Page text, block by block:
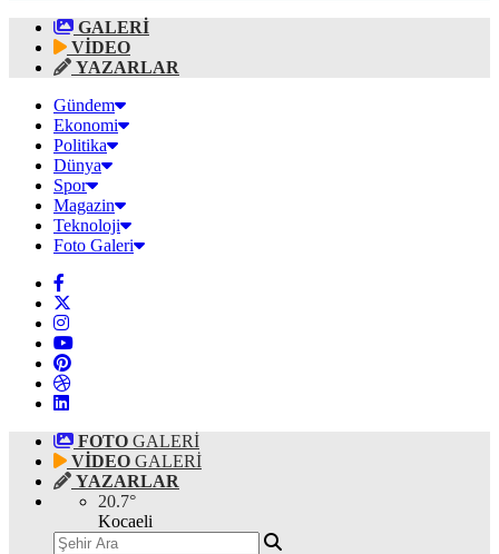
GALERİ
VİDEO
YAZARLAR
Gündem
Ekonomi
Politika
Dünya
Spor
Magazin
Teknoloji
Foto Galeri
FOTO GALERİ
VİDEO GALERİ
YAZARLAR
20.7°
Kocaeli